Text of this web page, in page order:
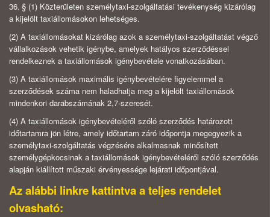
36. § (1) Közterületen személytaxi-szolgáltatási tevékenység kizárólag
a kijelölt taxiállomásokon lehetséges.
(2) A taxiállomásokat kizárólag azok a személytaxi-szolgáltatást végző
vállalkozások vehetik igénybe, amelyek hatályos szerződéssel
rendelkeznek a taxiállomások igénybevétele vonatkozásában.
(3) A taxiállomások maximális igénybevételére figyelemmel a
szerződések száma nem haladhatja meg a kijelölt taxiállomások
mindenkori darabszámának 2,7-szeresét.
(4) A taxiállomások igénybevételéről szóló szerződés határozott
időtartamra jön létre, amely időtartam záró időpontja megegyezik a
személytaxi-szolgáltatás végzésére alkalmasnak minősített
személygépkocsinak a taxiállomások igénybevételéről szóló szerződés
alapján kiállított műszaki érvényessége lejárati időpontjával.
Az alábbi linkre kattintva a teljes rendelet
olvasható: